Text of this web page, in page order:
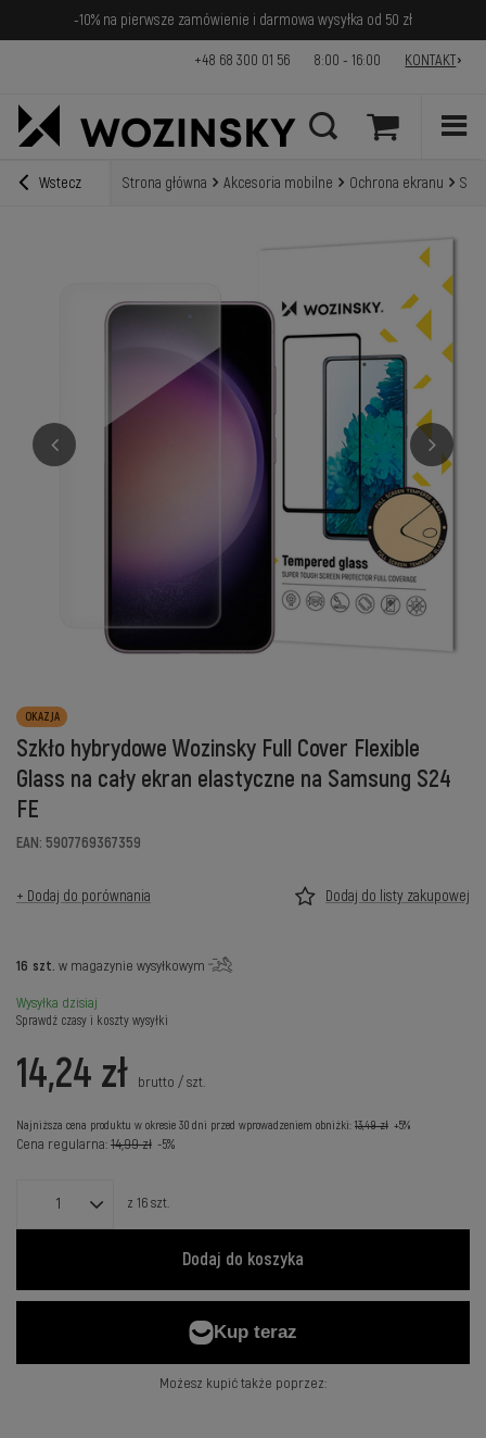
-10% na pierwsze zamówienie i darmowa wysyłka od 50 zł
+48 68 300 01 56 8:00 - 16:00 KONTAKT
Wstecz Strona główna Akcesoria mobilne Ochrona ekranu
OKAZJA
Szkło hybrydowe Wozinsky Full Cover Flexible
Glass na cały ekran elastyczne na Samsung S24
FE
EAN: 5907769367359
+ Dodaj do porównania Dodaj do listy zakupowej
16 szt. w magazynie wysyłkowym
Wysyłka dzisiaj
Sprawdź czasy i koszty wysyłki
14,24 zł brutto /szt.
Najniższa cena produktu w okresie 30 dni przed wprowadzeniem obniżki: 13,49 zł +5%
Cena regularna:14,99 zł -5%
z 16szt.
Dodaj do koszyka
Możesz kupić także poprzez: